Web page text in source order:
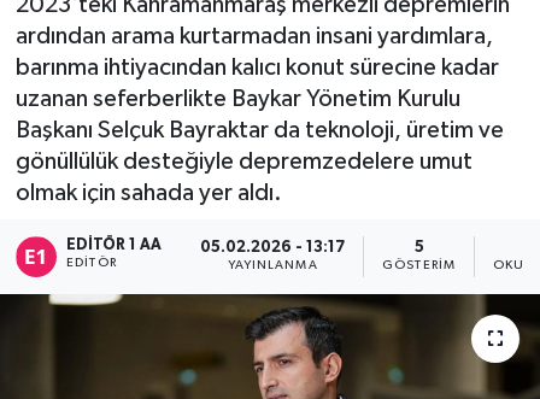
2023'teki Kahramanmaraş merkezli depremlerin
ardından arama kurtarmadan insani yardımlara,
barınma ihtiyacından kalıcı konut sürecine kadar
uzanan seferberlikte Baykar Yönetim Kurulu
Başkanı Selçuk Bayraktar da teknoloji, üretim ve
gönüllülük desteğiyle depremzedelere umut
olmak için sahada yer aldı.
EDITÖR 1 AA
EDITÖR
05.02.2026 - 13:17
YAYINLANMA
5
GÖSTERIM
Gündem
Magazin
Sağlık